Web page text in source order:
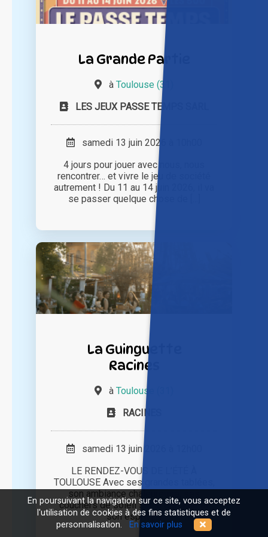
La Grande Partie
à Toulouse (31)
LES JEUX PASSE TEMPS SARL
samedi 13 juin 2026 à 10h00
4 jours pour jouer avec nous, nous
rencontrer… et vivre le jeu de société
autrement ! Du 11 au 14 juin 2026, il va
se passer quelque chose de [...]
La Guinguette
Racines
à Toulouse (31)
RACINES
samedi 13 juin 2026 à 12h00
LE RENDEZ-VOUS DE L’ÉTÉ À
TOULOUSE Avec ses grandes tablées,
son ambiance chaleureuse, ses
couchers de soleil sur la Garonne et
son esprit [...]
En poursuivant la navigation sur ce site, vous acceptez
l'utilisation de cookies à des fins statistiques et de
personnalisation.
En savoir plus